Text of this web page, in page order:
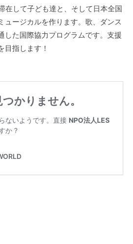
在して子ども達と、そして日本全国
ュージカルを作ります。歌、ダンス
した国際協力プログラムです。支援
目指します！